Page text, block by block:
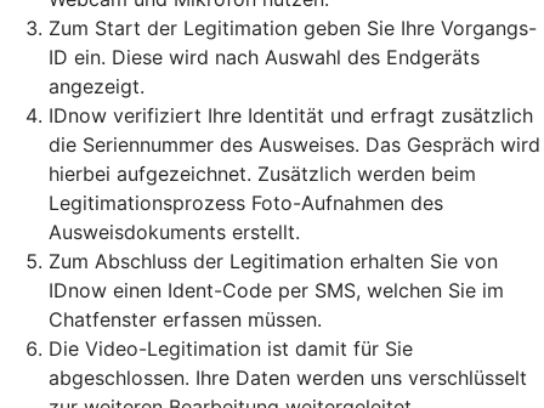
Zum Start der Legitimation geben Sie Ihre Vorgangs-
ID ein. Diese wird nach Auswahl des Endgeräts
angezeigt.
IDnow verifiziert Ihre Identität und erfragt zusätzlich
die Seriennummer des Ausweises. Das Gespräch wird
hierbei aufgezeichnet. Zusätzlich werden beim
Legitimationsprozess Foto-Aufnahmen des
Ausweisdokuments erstellt.
Zum Abschluss der Legitimation erhalten Sie von
IDnow einen Ident-Code per SMS, welchen Sie im
Chatfenster erfassen müssen.
Die Video-Legitimation ist damit für Sie
abgeschlossen. Ihre Daten werden uns verschlüsselt